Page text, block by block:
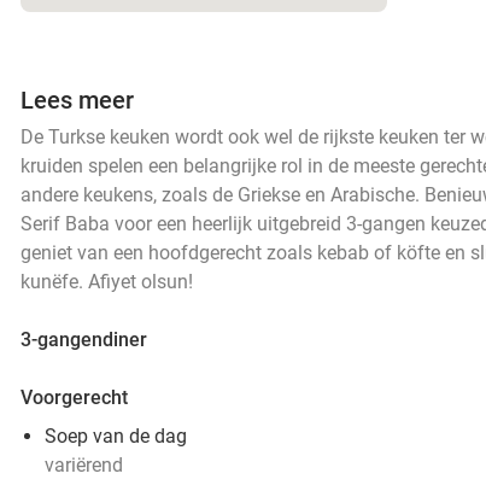
Lees meer
De Turkse keuken wordt ook wel de rijkste keuken ter
kruiden spelen een belangrijke rol in de meeste
andere keukens, zoals de Griekse en Arabische.
Serif Baba voor een heerlijk uitgebreid 3-gangen
geniet van een hoofdgerecht zoals kebab of köfte en
kunëfe. Afiyet olsun!
3-gangendiner
Voorgerecht
Soep van de dag
variërend